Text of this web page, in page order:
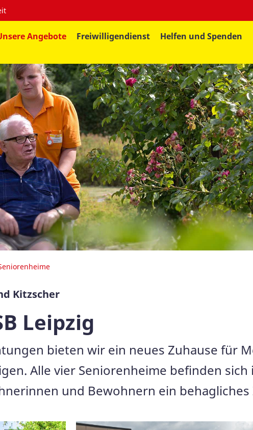
Angebote Freiwilligendienst
Helfen und Spenden
Kitzscher
Leipzig
bieten wir ein neues Zuhause für
Alle vier Seniorenheime befinden
und Bewohnern ein behagliches